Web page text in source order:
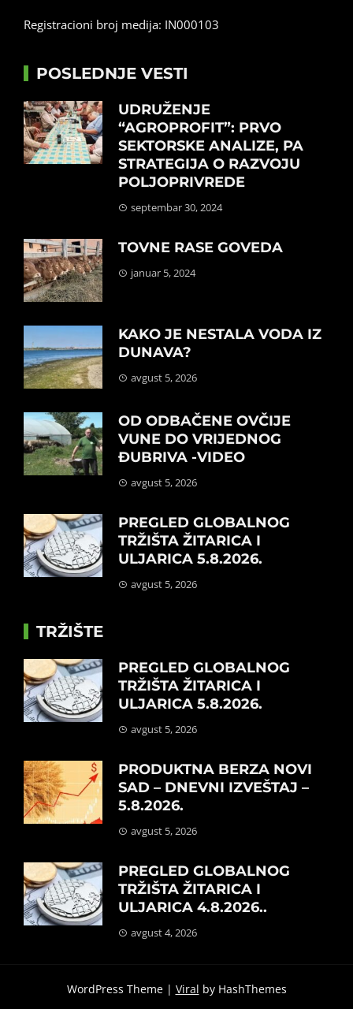
Registracioni broj medija: IN000103
POSLEDNJE VESTI
UDRUŽENJE
“AGROPROFIT”: PRVO
SEKTORSKE ANALIZE, PA
STRATEGIJA O RAZVOJU
POLJOPRIVREDE
septembar 30, 2024
TOVNE RASE GOVEDA
januar 5, 2024
KAKO JE NESTALA VODA IZ
DUNAVA?
avgust 5, 2026
OD ODBAČENE OVČIJE
VUNE DO VRIJEDNOG
ĐUBRIVA -VIDEO
avgust 5, 2026
PREGLED GLOBALNOG
TRŽIŠTA ŽITARICA I
ULJARICA 5.8.2026.
avgust 5, 2026
TRŽIŠTE
PREGLED GLOBALNOG
TRŽIŠTA ŽITARICA I
ULJARICA 5.8.2026.
avgust 5, 2026
PRODUKTNA BERZA NOVI
SAD – DNEVNI IZVEŠTAJ –
5.8.2026.
avgust 5, 2026
PREGLED GLOBALNOG
TRŽIŠTA ŽITARICA I
ULJARICA 4.8.2026..
avgust 4, 2026
WordPress Theme | Viral by HashThemes